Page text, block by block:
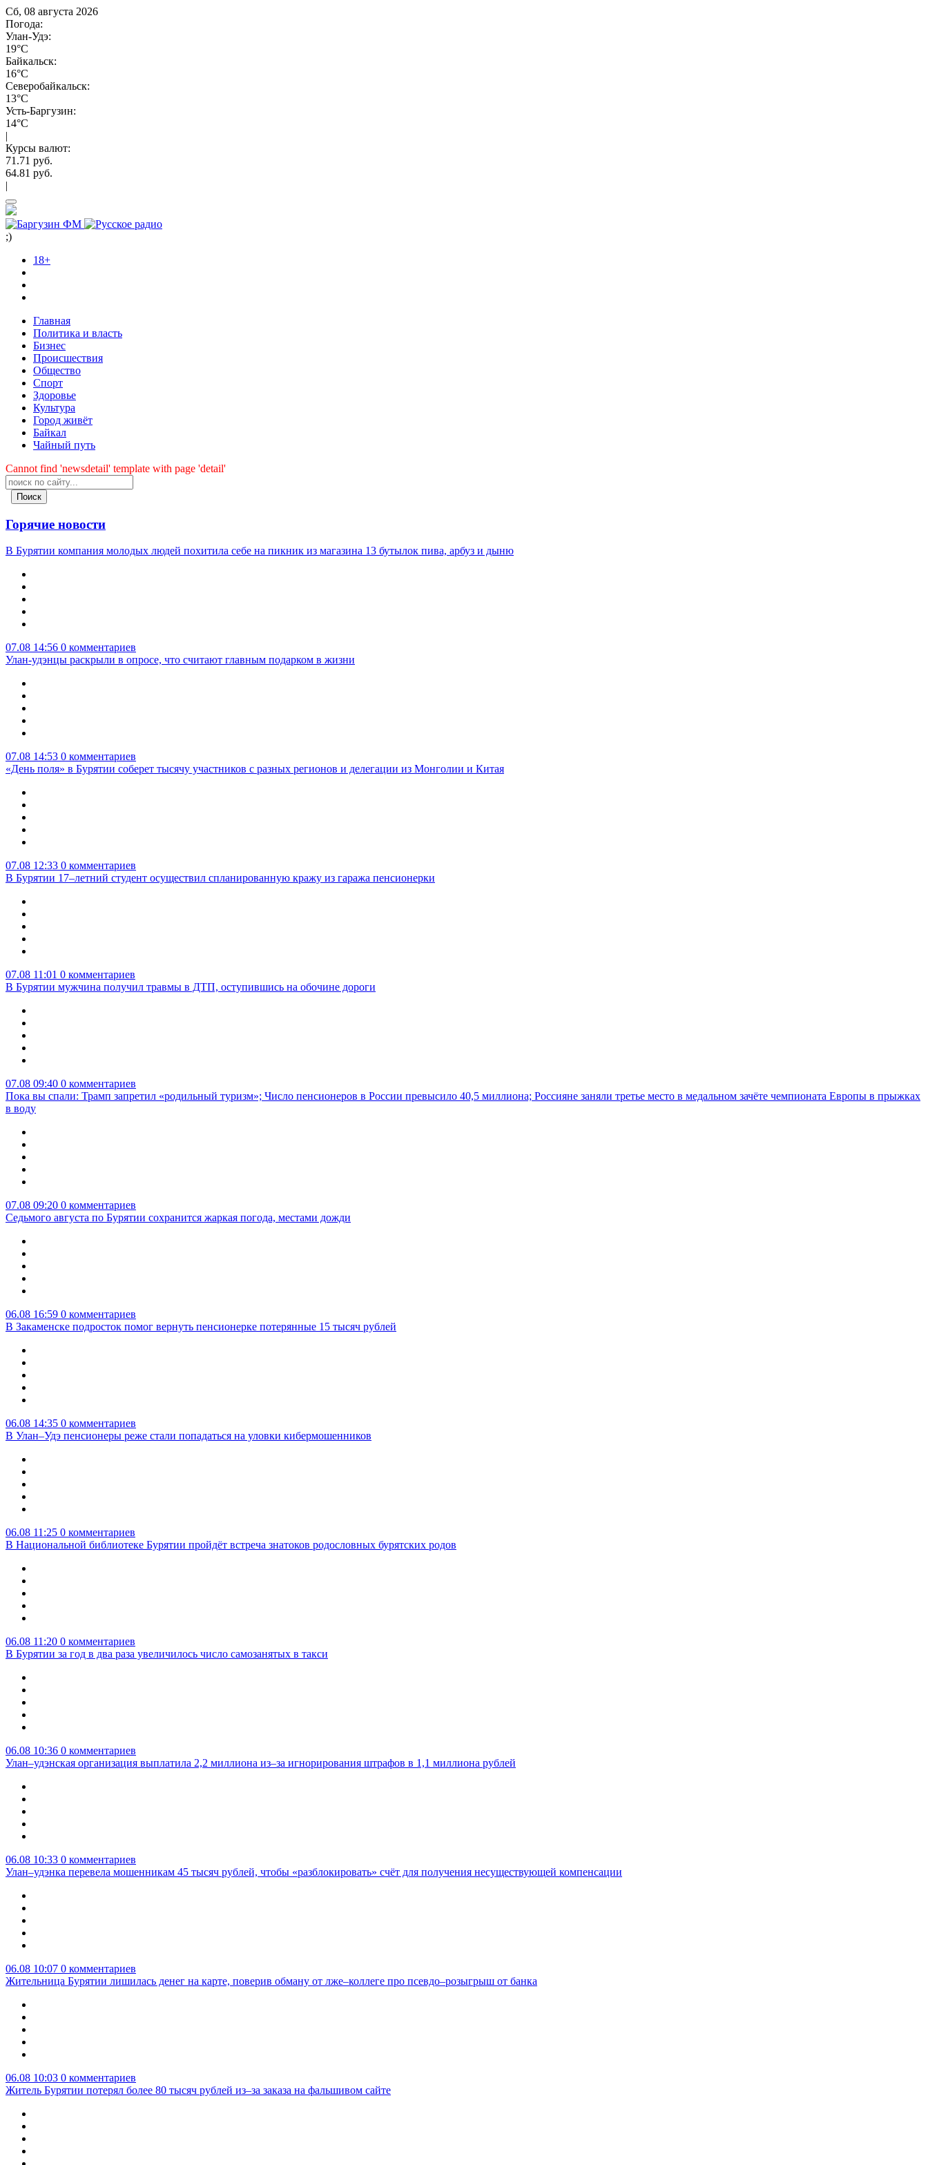
Сб, 08 августа 2026
Погода:
Улан-Удэ:
19°C
Байкальск:
16°C
Северобайкальск:
13°C
Усть-Баргузин:
14°C
|
Курсы валют:
71.71 руб.
64.81 руб.
|
;)
18+
Главная
Политика и власть
Бизнес
Происшествия
Общество
Cпорт
Здоровье
Культура
Город живёт
Байкал
Чайный путь
Cannot find 'newsdetail' template with page 'detail'
Поиск
Горячие новости
В Бурятии компания молодых людей похитила себе на пикник из магазина 13 бутылок пива, арбуз и дыню
07.08 14:56 0 комментариев
Улан-удэнцы раскрыли в опросе, что считают главным подарком в жизни
07.08 14:53 0 комментариев
«День поля» в Бурятии соберет тысячу участников с разных регионов и делегации из Монголии и Китая
07.08 12:33 0 комментариев
В Бурятии 17–летний студент осуществил спланированную кражу из гаража пенсионерки
07.08 11:01 0 комментариев
В Бурятии мужчина получил травмы в ДТП, оступившись на обочине дороги
07.08 09:40 0 комментариев
Пока вы спали: Трамп запретил «родильный туризм»; Число пенсионеров в России превысило 40,5 миллиона; Россияне заняли третье место в медальном зачёте чемпионата Европы в прыжках
в воду
07.08 09:20 0 комментариев
Седьмого августа по Бурятии сохранится жаркая погода, местами дожди
06.08 16:59 0 комментариев
В Закаменске подросток помог вернуть пенсионерке потерянные 15 тысяч рублей
06.08 14:35 0 комментариев
В Улан–Удэ пенсионеры реже стали попадаться на уловки кибермошенников
06.08 11:25 0 комментариев
В Национальной библиотеке Бурятии пройдёт встреча знатоков родословных бурятских родов
06.08 11:20 0 комментариев
В Бурятии за год в два раза увеличилось число самозанятых в такси
06.08 10:36 0 комментариев
Улан–удэнская организация выплатила 2,2 миллиона из–за игнорирования штрафов в 1,1 миллиона рублей
06.08 10:33 0 комментариев
Улан–удэнка перевела мошенникам 45 тысяч рублей, чтобы «разблокировать» счёт для получения несуществующей компенсации
06.08 10:07 0 комментариев
Жительница Бурятии лишилась денег на карте, поверив обману от лже–коллеге про псевдо–розыгрыш от банка
06.08 10:03 0 комментариев
Житель Бурятии потерял более 80 тысяч рублей из–за заказа на фальшивом сайте